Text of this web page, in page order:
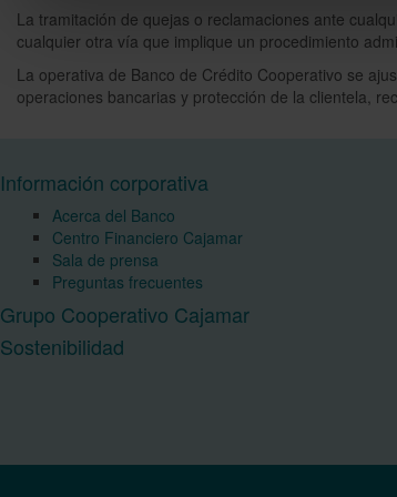
La tramitación de quejas o reclamaciones ante
cualquier otra vía que implique un procedimiento
La operativa de Banco de Crédito Cooperativo se
operaciones bancarias y protección de la clientela,
Información corporativa
Acerca del Banco
Centro Financiero Cajamar
Sala de prensa
Preguntas frecuentes
Grupo Cooperativo Cajamar
Sostenibilidad